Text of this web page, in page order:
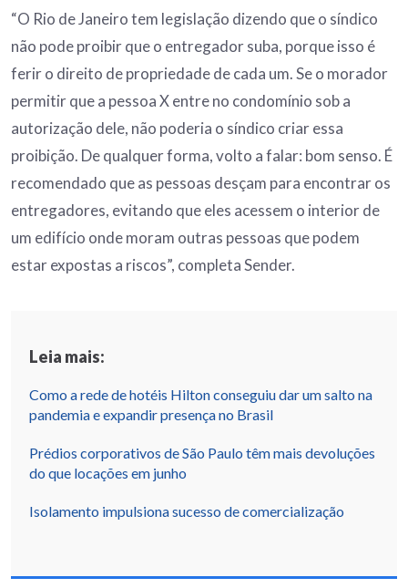
“O Rio de Janeiro tem legislação dizendo que o síndico
não pode proibir que o entregador suba, porque isso é
ferir o direito de propriedade de cada um. Se o morador
permitir que a pessoa X entre no condomínio sob a
autorização dele, não poderia o síndico criar essa
proibição. De qualquer forma, volto a falar: bom senso. É
recomendado que as pessoas desçam para encontrar os
entregadores, evitando que eles acessem o interior de
um edifício onde moram outras pessoas que podem
estar expostas a riscos”, completa Sender.
Leia mais:
Como a rede de hotéis Hilton conseguiu dar um salto na
pandemia e expandir presença no Brasil
Prédios corporativos de São Paulo têm mais devoluções
do que locações em junho
Isolamento impulsiona sucesso de comercialização